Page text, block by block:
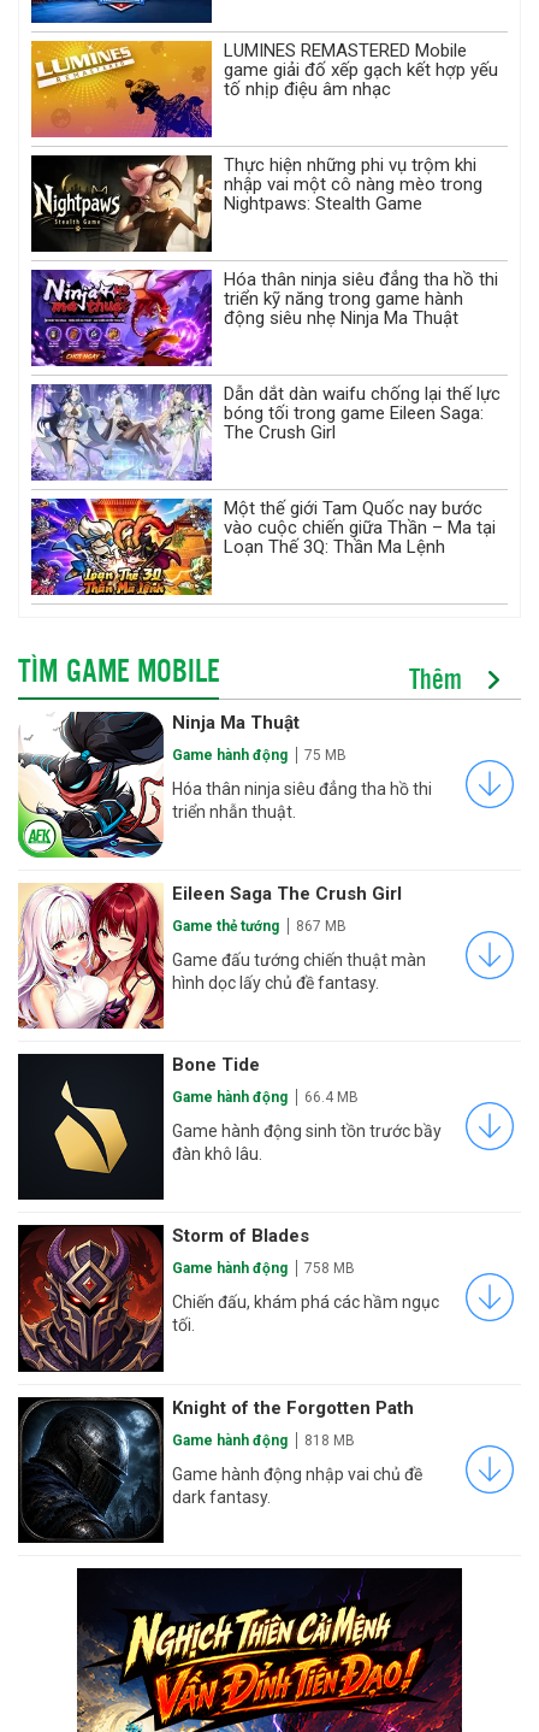
LUMINES REMASTERED Mobile
game giải đố xếp gạch kết hợp yếu
tố nhịp điệu âm nhạc
Thực hiện những phi vụ trộm khi
nhập vai một cô nàng mèo trong
Nightpaws: Stealth Game
Hóa thân ninja siêu đẳng tha hồ thi
triển kỹ năng trong game hành
động siêu nhẹ Ninja Ma Thuật
Dẫn dắt dàn waifu chống lại thế lực
bóng tối trong game Eileen Saga:
The Crush Girl
Một thế giới Tam Quốc nay bước
vào cuộc chiến giữa Thần – Ma tại
Loạn Thế 3Q: Thần Ma Lệnh
TÌM GAME MOBILE Thêm
Ninja Ma Thuật
Game hành động 75 MB
Hóa thân ninja siêu đẳng tha hồ thi
triển nhẫn thuật.
Eileen Saga The Crush Girl
Game thẻ tướng 867 MB
Game đấu tướng chiến thuật màn
hình dọc lấy chủ đề fantasy.
Bone Tide
Game hành động 66.4 MB
Game hành động sinh tồn trước bầy
đàn khô lâu.
Storm of Blades
Game hành động 758 MB
Chiến đấu, khám phá các hầm ngục
tối.
Knight of the Forgotten Path
Game hành động 818 MB
Game hành động nhập vai chủ đề
dark fantasy.